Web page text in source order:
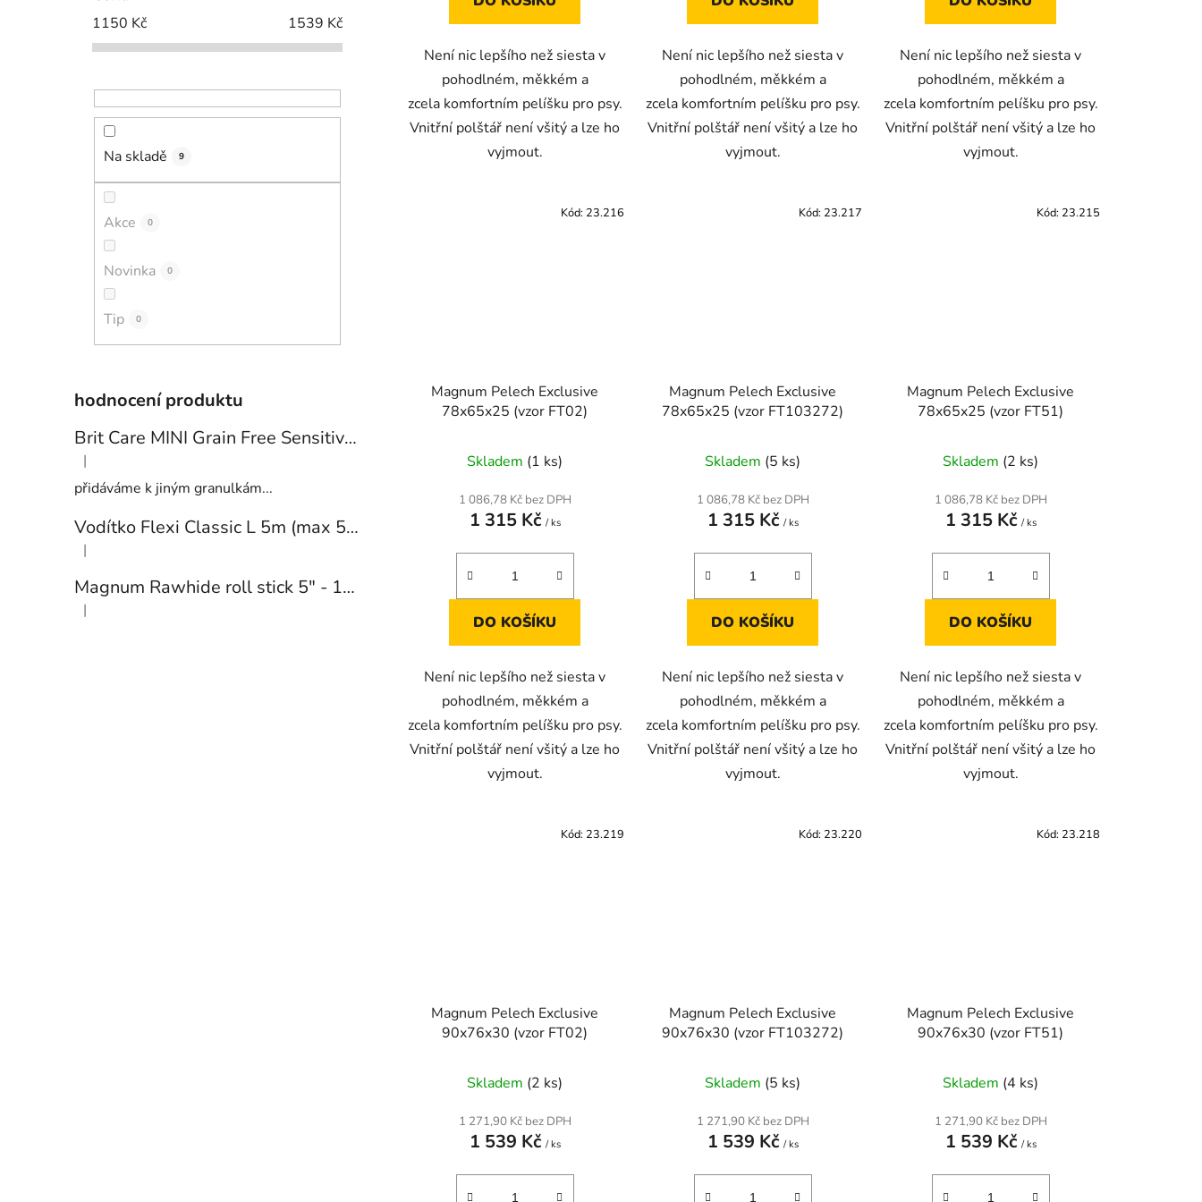
1150 Kč 1539 Kč
Na skladě 9
Akce 0
Novinka 0
Tip 0
hodnocení produktu
Brit Care MINI Grain Free Sensitive 2kg
Hodnocení produktu je 5 z 5 hvězdiček.
|
přidáváme k jiným granulkám...
Vodítko Flexi Classic L 5m (max 50kg) pásek černá
Hodnocení produktu je 1 z 5 hvězdiček.
|
Magnum Rawhide roll stick 5" - 12,5cm (cca 40ks) BROWN/WHITE
Hodnocení produktu je 5 z 5 hvězdiček.
|
Není nic lepšího než siesta v
pohodlném, měkkém a
zcela komfortním pelíšku pro psy.
Vnitřní polštář není všitý a lze ho
vyjmout.
Není nic lepšího než siesta v
pohodlném, měkkém a
zcela komfortním pelíšku pro psy.
Vnitřní polštář není všitý a lze ho
vyjmout.
Není nic lepšího než siesta v
pohodlném, měkkém a
zcela komfortním pelíšku pro psy.
Vnitřní polštář není všitý a lze ho
vyjmout.
Magnum Pelech Exclusive
78x65x25 (vzor FT02)
Skladem (1 ks)
1 086,78 Kč bez DPH
1 315 Kč / ks
DO KOŠÍKU
Není nic lepšího než siesta v
pohodlném, měkkém a
zcela komfortním pelíšku pro psy.
Vnitřní polštář není všitý a lze ho
vyjmout.
Kód: 23.216
Magnum Pelech Exclusive
78x65x25 (vzor FT103272)
Skladem (5 ks)
1 086,78 Kč bez DPH
1 315 Kč / ks
DO KOŠÍKU
Není nic lepšího než siesta v
pohodlném, měkkém a
zcela komfortním pelíšku pro psy.
Vnitřní polštář není všitý a lze ho
vyjmout.
Kód: 23.217
Magnum Pelech Exclusive
78x65x25 (vzor FT51)
Skladem (2 ks)
1 086,78 Kč bez DPH
1 315 Kč / ks
DO KOŠÍKU
Není nic lepšího než siesta v
pohodlném, měkkém a
zcela komfortním pelíšku pro psy.
Vnitřní polštář není všitý a lze ho
vyjmout.
Kód: 23.215
Magnum Pelech Exclusive
90x76x30 (vzor FT02)
Skladem (2 ks)
1 271,90 Kč bez DPH
1 539 Kč / ks
Kód: 23.219
Magnum Pelech Exclusive
90x76x30 (vzor FT103272)
Skladem (5 ks)
1 271,90 Kč bez DPH
1 539 Kč / ks
Kód: 23.220
Magnum Pelech Exclusive
90x76x30 (vzor FT51)
Skladem (4 ks)
1 271,90 Kč bez DPH
1 539 Kč / ks
Kód: 23.218